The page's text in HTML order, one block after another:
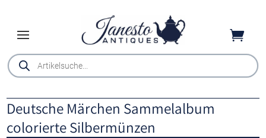

Products
search
Deutsche Märchen Sammelalbum
colorierte Silbermünzen